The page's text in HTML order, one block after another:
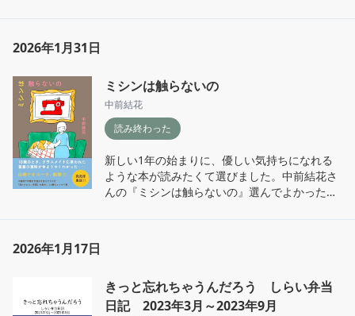
乗っかっていることを改めて感じさせられた1
冊。
この小説を読む前とあとでは、1冊の本に対す
1冊1冊、大切に読んでいきたいと思いました。
2026年1月31日
ミシンは触らないの
中前結花
読み終わった
新しい1年の始まりに、優しい気持ちになれる
ような本が読みたくて選びました。中前結花さ
んの『ミシンは触らないの』選んでよかったで
2026年1月17日
きっと忘れちゃうんだろう しらい弁当
日記 2023年3月～2023年9月